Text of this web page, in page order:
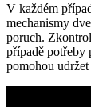
V každém
mechanismy
poruch.
případě potřeby
pomohou